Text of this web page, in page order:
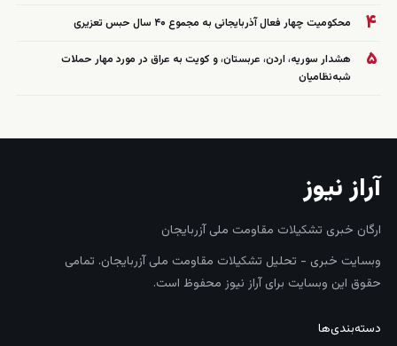
۴ محکومیت چهار فعال آذربایجانی به مجموع ۴۰ سال حبس تعزیری
۵
هشدار سوریه، اردن، عربستان، و کویت به عراق در مورد مهار حملات
شبه‌نظامیان
آراز نیوز
ارگان خبری تشکیلات مقاومت ملی آزربایجان
وبسایت خبری - تحلیل تشکیلات مقاومت ملی آزربایجان. تمامی
حقوق این وبسایت برای آراز نیوز محفوظ است.
دسته‌بندی‌ها